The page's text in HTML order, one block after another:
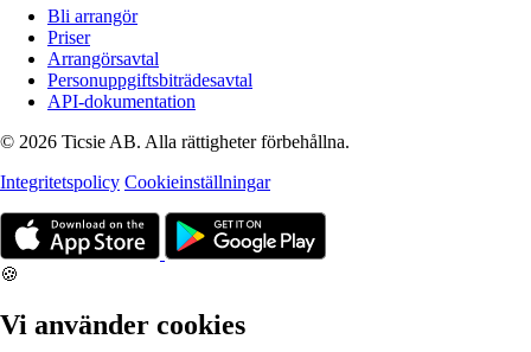
Bli arrangör
Priser
Arrangörsavtal
Personuppgiftsbiträdesavtal
API-dokumentation
© 2026 Ticsie AB. Alla rättigheter förbehållna.
Integritetspolicy Cookieinställningar
🍪
Vi använder cookies